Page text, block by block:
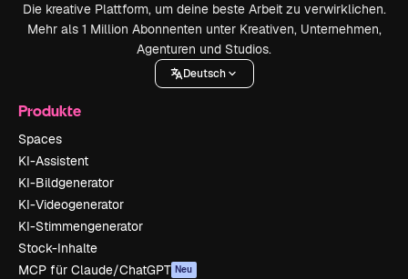
Die kreative Plattform, um deine beste Arbeit zu verwirklichen.
Mehr als 1 Million Abonnenten unter Kreativen, Unternehmen,
Agenturen und Studios.
Deutsch
Produkte
Spaces
KI-Assistent
KI-Bildgenerator
KI-Videogenerator
KI-Stimmengenerator
Stock-Inhalte
MCP für Claude/ChatGPT Neu